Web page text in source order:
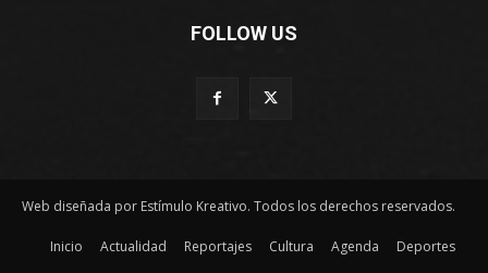
FOLLOW US
Web diseñada por Estímulo Kreativo. Todos los derechos reservados.
Inicio Actualidad Reportajes Cultura Agenda Deportes